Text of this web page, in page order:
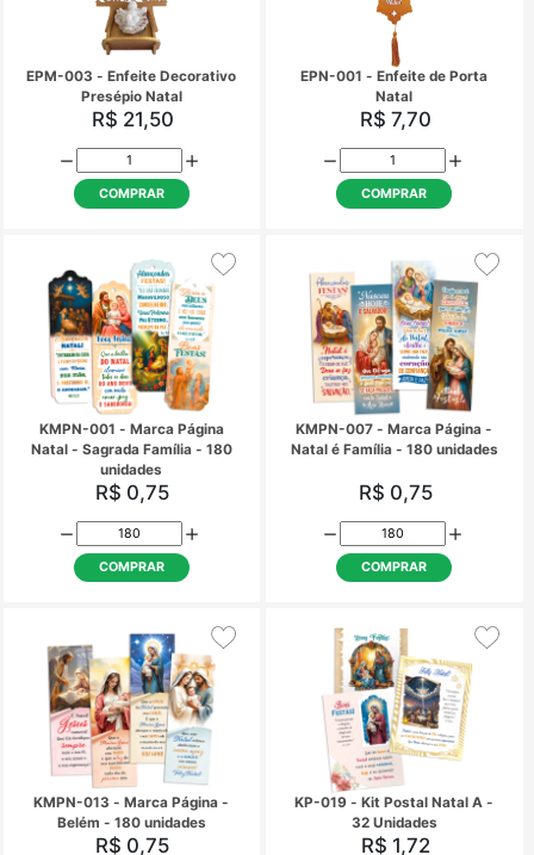
R$ 21,50
COMPRAR
R$ 7,70
COMPRAR
KMPN-001 - Marca Página
Natal - Sagrada Família - 180
unidades
R$ 0,75
COMPRAR
KMPN-007 - Marca
Natal é Família - 180
R$ 0,75
COMPRAR